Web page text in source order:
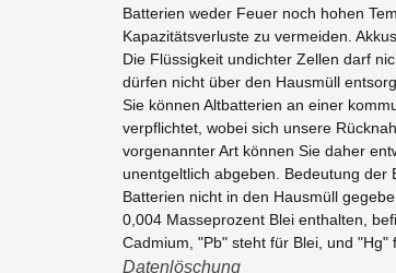
Batterien weder Feuer noch hohen
Kapazitätsverluste zu vermeiden.
Die Flüssigkeit undichter Zellen darf
dürfen nicht über den Hausmüll
Sie können Altbatterien an einer
verpflichtet, wobei sich unsere
vorgenannter Art können Sie daher
unentgeltlich abgeben. Bedeutung
Batterien nicht in den Hausmüll
0,004 Masseprozent Blei enthalten,
Cadmium, "Pb" steht für Blei, und "Hg"
Datenlöschung